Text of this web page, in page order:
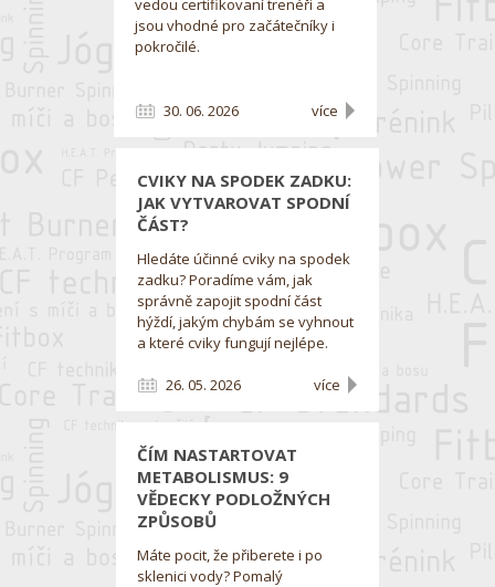
vedou certifikovaní trenéři a
jsou vhodné pro začátečníky i
pokročilé.
30. 06. 2026 více
CVIKY NA SPODEK ZADKU:
JAK VYTVAROVAT SPODNÍ
ČÁST?
Hledáte účinné cviky na spodek
zadku? Poradíme vám, jak
správně zapojit spodní část
hýždí, jakým chybám se vyhnout
a které cviky fungují nejlépe.
26. 05. 2026 více
ČÍM NASTARTOVAT
METABOLISMUS: 9
VĚDECKY PODLOŽNÝCH
ZPŮSOBŮ
Máte pocit, že přiberete i po
sklenici vody? Pomalý